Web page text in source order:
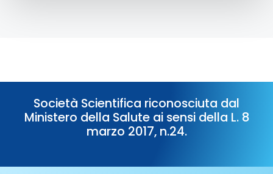
Società Scientifica riconosciuta dal
Ministero della Salute ai sensi della L. 8
marzo 2017, n.24.